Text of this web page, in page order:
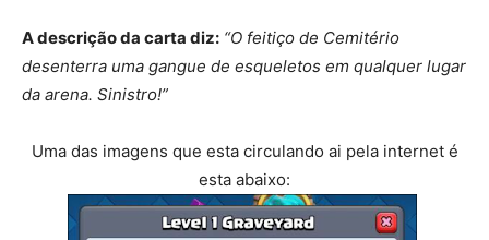
A descrição da carta diz: “O feitiço de Cemitério
desenterra uma gangue de esqueletos em qualquer lugar
da arena. Sinistro!”
Uma das imagens que esta circulando ai pela internet é
esta abaixo: